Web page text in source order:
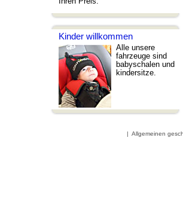
Kinder willkommen
Alle unsere
fahrzeuge sind
babyschalen und
kindersitze.
| Allgemeinen